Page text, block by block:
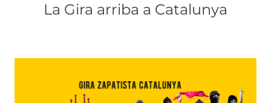
La Gira arriba a Catalunya